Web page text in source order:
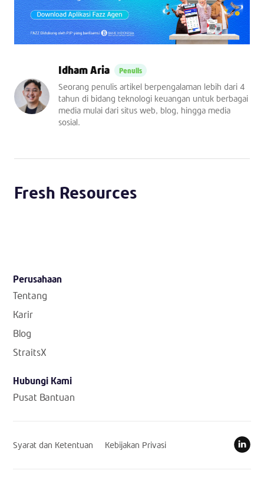
Idham Aria
Seorang penulis artikel berpengalaman lebih dari 4
tahun di bidang teknologi keuangan untuk berbagai
media mulai dari situs web, blog, hingga media
sosial.
Fresh Resources
Perusahaan
Tentang
Karir
Blog
StraitsX
Hubungi Kami
Pusat Bantuan
Syarat dan Ketentuan Kebijakan Privasi